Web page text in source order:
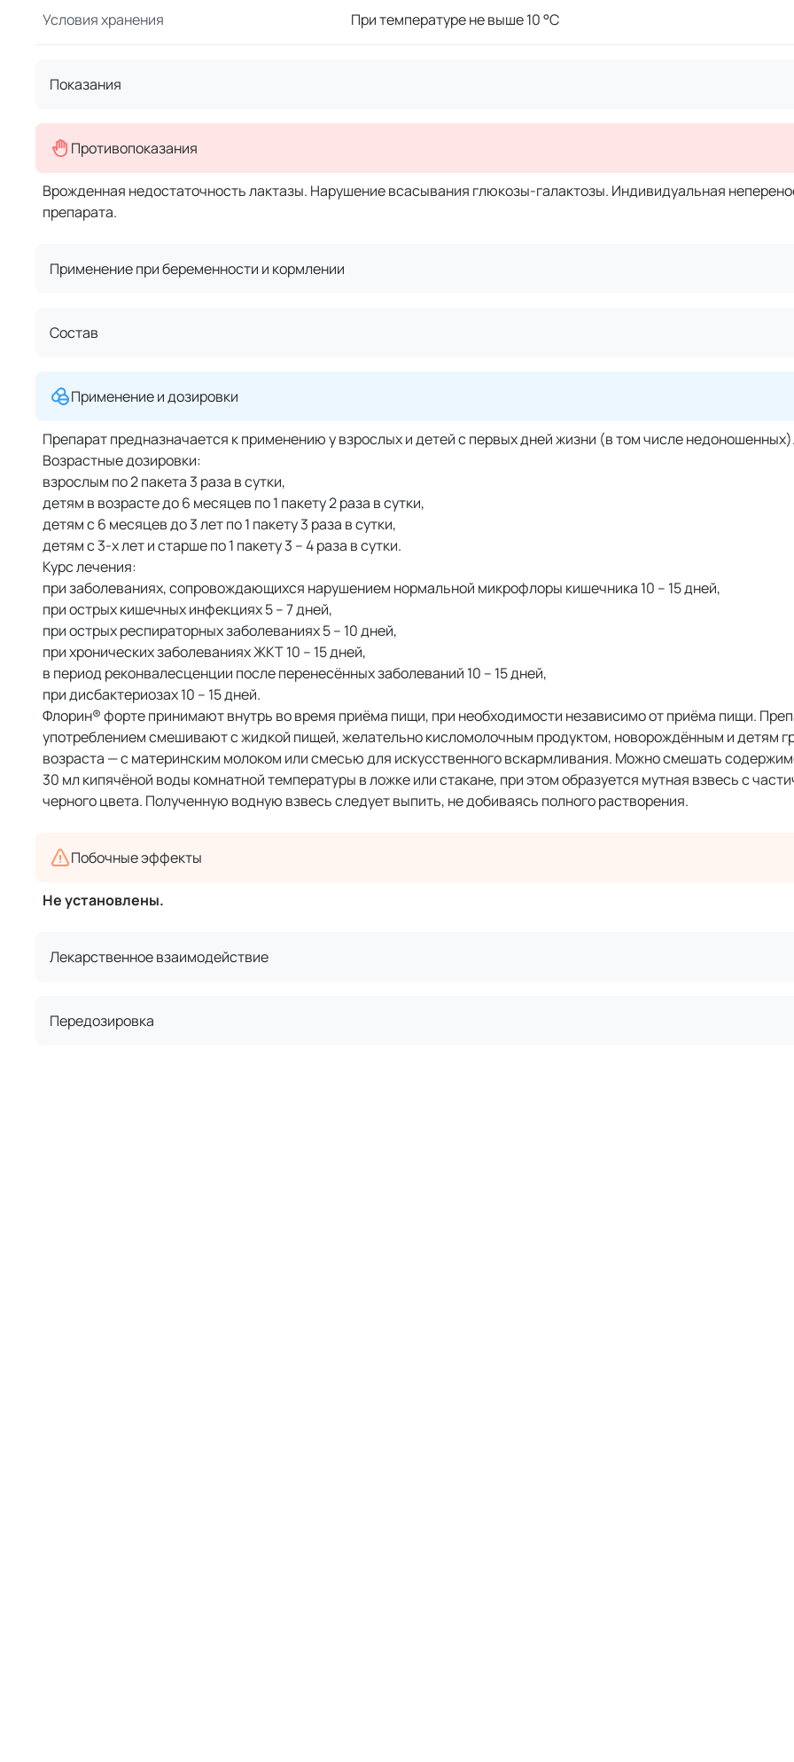
Условия хранения При температуре не выше 10 °C
Показания
Противопоказания
Врожденная недостаточность лактазы. Нарушение всасывания глюкозы-галактозы. Индивидуальная
препарата.
Применение при беременности и кормлении
Состав
Применение и дозировки
Препарат предназначается к применению у взрослых и детей с первых дней жизни (в том числе недоношенных).
Возрастные дозировки:
взрослым по 2 пакета 3 раза в сутки,
детям в возрасте до 6 месяцев по 1 пакету 2 раза в сутки,
детям с 6 месяцев до 3 лет по 1 пакету 3 раза в сутки,
детям с 3-х лет и старше по 1 пакету 3 – 4 раза в сутки.
Курс лечения:
при заболеваниях, сопровождающихся нарушением нормальной микрофлоры кишечника 10 – 15 дней,
при острых кишечных инфекциях 5 – 7 дней,
при острых респираторных заболеваниях 5 – 10 дней,
при хронических заболеваниях ЖКТ 10 – 15 дней,
в период реконвалесценции после перенесённых заболеваний 10 – 15 дней,
при дисбактериозах 10 – 15 дней.
Флорин® форте принимают внутрь во время приёма пищи, при необходимости независимо от приёма пищи.
употреблением смешивают с жидкой пищей, желательно кисломолочным продуктом, новорождённым и детям
возраста — с материнским молоком или смесью для искусственного вскармливания. Можно смешать
30 мл кипячёной воды комнатной температуры в ложке или стакане, при этом образуется мутная взвесь с
черного цвета. Полученную водную взвесь следует выпить, не добиваясь полного растворения.
Побочные эффекты
Не установлены.
Лекарственное взаимодействие
Передозировка